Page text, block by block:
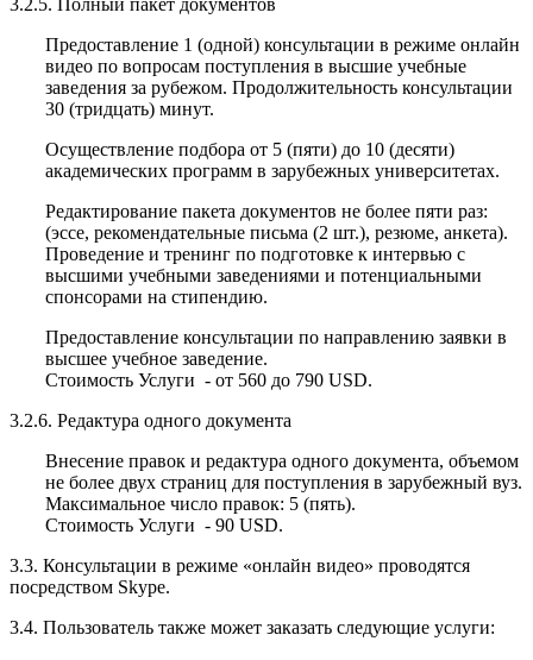
Предоставление 1 (одной) консультации в режиме онлайн
видео по вопросам поступления в высшие учебные
заведения за рубежом. Продолжительность консультации
30 (тридцать) минут.
Осуществление подбора от 5 (пяти) до 10 (десяти)
академических программ в зарубежных университетах.
Редактирование пакета документов не более пяти раз:
(эссе, рекомендательные письма (2 шт.), резюме, анкета).
Проведение и тренинг по подготовке к интервью с
высшими учебными заведениями и потенциальными
спонсорами на стипендию.
Предоставление консультации по направлению заявки в
высшее учебное заведение.
Стоимость Услуги - от 560 до 790 USD.
3.2.6. Редактура одного документа
Внесение правок и редактура одного документа, объемом
не более двух страниц для поступления в зарубежный вуз.
Максимальное число правок: 5 (пять).
Стоимость Услуги - 90 USD.
3.3. Консультации в режиме «онлайн видео» проводятся
посредством Skype.
3.4. Пользователь также может заказать следующие услуги: